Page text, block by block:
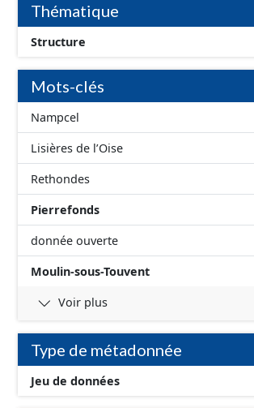
Thématique
Structure
Mots-clés
Nampcel
Lisières de l’Oise
Rethondes
Pierrefonds
donnée ouverte
Moulin-sous-Touvent
Voir plus
Type de métadonnée
Jeu de données